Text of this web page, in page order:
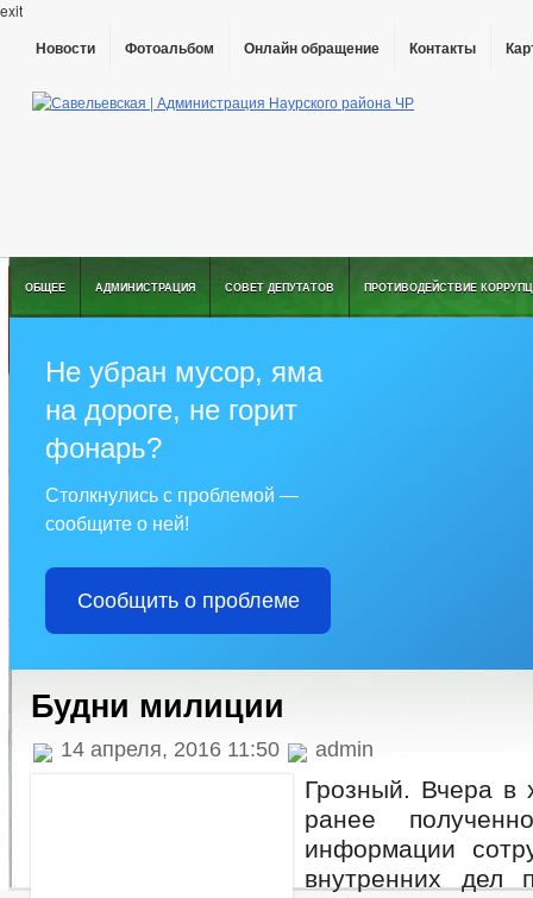
exit
Новости Фотоальбом Онлайн обращение Контакты
ОБЩЕЕ АДМИНИСТРАЦИЯ СОВЕТ ДЕПУТАТОВ ПРОТИВОДЕЙСТВИЕ
Не убран мусор, яма
на дороге, не горит
фонарь?
Столкнулись с проблемой —
сообщите о ней!
Сообщить о проблеме
Будни милиции
14 апреля, 2016 11:50 admin
Грозный. Вчера в
ранее
информации
внутренних дел